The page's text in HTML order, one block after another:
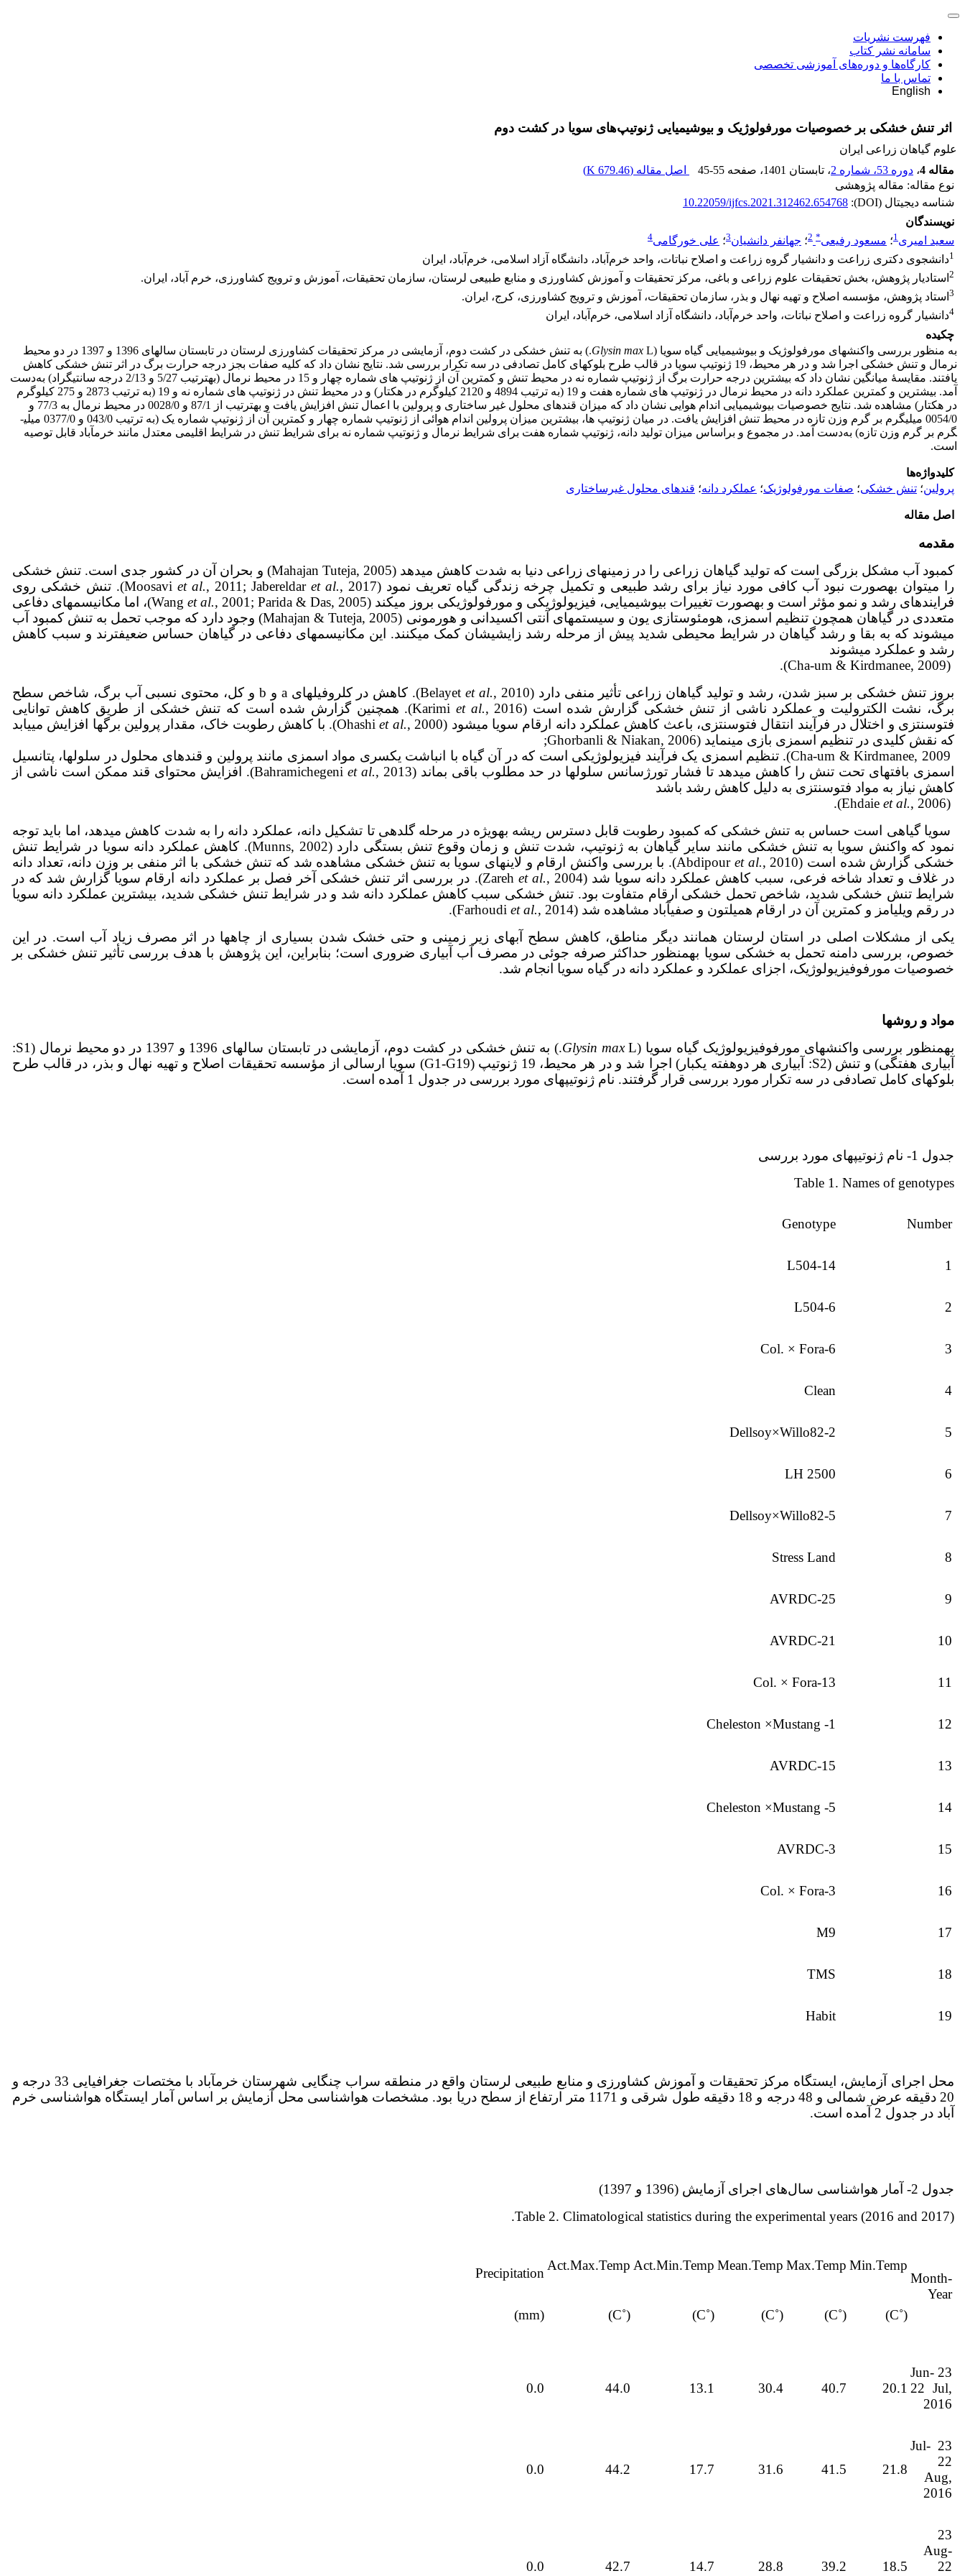
فهرست نشریات
سامانه نشر کتاب
کارگاه‌ها و دوره‌های آموزشی تخصصی
تماس با ما
English
اثر تنش خشکی بر خصوصیات مورفولوژیک و بیوشیمیایی ژنوتیپ‌های سویا در کشت دوم
علوم گیاهان زراعی ایران
مقاله 4
، دوره 53، شماره 2 ، تابستان 1401 ، صفحه 45-55 اصل مقاله (679.46 K
)
نوع مقاله: مقاله پژوهشی
شناسه دیجیتال (DOI):
10.22059/ijfcs.2021.312462.654768
نویسندگان
سعید امیری1؛ مسعود رفیعی*
2؛ جهانفر دانشیان3؛ علی خورگامی4
1دانشجوی دکتری زراعت و دانشیار گروه زراعت و اصلاح نباتات، واحد خرم‌آباد، دانشگاه آزاد اسلامی، خرم‌آباد، ایران
2 استادیار پژوهش، بخش تحقیقات علوم زراعی و باغی، مرکز تحقیقات و آموزش کشاورزی و منابع طبیعی لرستان، سازمان تحقیقات، آموزش و ترویج کشاورزی، خرم آباد، ایران.
3 استاد پژوهش، مؤسسه اصلاح و تهیه نهال و بذر، سازمان تحقیقات، آموزش و ترویج کشاورزی، کرج، ایران.
4دانشیار گروه زراعت و اصلاح نباتات، واحد خرم‌آباد، دانشگاه آزاد اسلامی، خرم‌آباد، ایران
چکیده
به­ منظور بررسی واکنش­های مورفولوژیک و بیوشیمیایی گیاه سویا (
Glysin max
L.) به تنش خشکی در کشت دوم، آزمایشی در مرکز تحقیقات کشاورزی لرستان در تابستان سال­های 1396 و 1397 در دو محیط
نرمال و تنش خشکی اجرا شد و در هر محیط، 19 ژنوتیپ سویا در قالب طرح بلوک­های کامل تصادفی در سه تکرار بررسی شد. نتایج نشان داد که کلیه صفات ب­جز درجه حرارت برگ در اثر تنش خشکی کاهش
یافتند. مقایسۀ میانگین نشان داد که بیشترین درجه حرارت برگ از ژنوتیپ شماره نه در محیط تنش و کمترین آن از ژنوتیپ­ های شماره چهار و 15 در محیط نرمال (به­ترتیب 5/27 و 2/13 درجه سانتی­گراد) به‌دست
آمد. بیشترین و کمترین عملکرد دانه در محیط نرمال در ژنوتیپ­ های شماره هفت و 19 (به­ ترتیب 4894 و 2120 کیلوگرم در هکتار) و در محیط تنش در ژنوتیپ­ های شماره نه و 19 (به­ ترتیب 2873 و 275 کیلوگرم
در هکتار) مشاهده شد. نتایج خصوصیات بیوشیمیایی اندام هوایی نشان داد که میزان قندهای محلول غیر ساختاری و پرولین با اعمال تنش افزایش یافت و به­ترتیب از 87/1 و 0028/0 در محیط نرمال به 77/3 و
0054/0 میلی­گرم بر گرم وزن تازه در محیط تنش افزایش یافت. در میان ژنوتیپ­ ها، بیشترین میزان پرولین اندام هوائی از ژنوتیپ شماره چهار و کمترین آن از ژنوتیپ شماره یک (به ­ترتیب 043/0 و 0377/0 میلی­
گرم بر گرم وزن تازه) به‌دست آمد. در مجموع و براساس میزان تولید دانه، ژنوتیپ شماره هفت برای شرایط نرمال و ژنوتیپ شماره نه برای شرایط تنش در شرایط اقلیمی معتدل مانند خرم­آباد قابل توصیه
است.
کلیدواژه‌ها
پرولین؛ تنش خشکی؛ صفات مورفولوژیک؛ عملکرد دانه؛ قندهای محلول غیرساختاری
اصل مقاله
مقدمه
کمبود آب مشکل بزرگی است که تولید گیاهان زراعی را در زمین­های زراعی دنیا به شدت کاهش می­دهد (Mahajan Tuteja, 2005) و بحران آن در کشور جدی است. تنش خشکی
را می­توان به­صورت نبود آب کافی مورد نیاز برای رشد طبیعی و تکمیل چرخه زندگی گیاه تعریف نمود (Moosavi
et al., 2011; Jabereldar et al.
, 2017). تنش خشکی روی
فرایندهای رشد و نمو مؤثر است و به­صورت تغییرات بیوشیمیایی، فیزیولوژیکی و مورفولوژیکی بروز می­کند (Wang
et al.
, 2001; Parida & Das, 2005)، اما مکانیسم­های دفاعی
متعددی در گیاهان همچون تنظیم اسمزی، هومئوستازی یون و سیستم­های آنتی اکسیدانی و هورمونی (Mahajan & Tuteja, 2005) وجود دارد که موجب تحمل به تنش کمبود آب
می­شوند که به بقا و رشد گیاهان در شرایط محیطی شدید پیش از مرحله رشد زایشی­شان کمک می­کنند. این مکانیسم­های دفاعی در گیاهان حساس ضعیف­ترند و سبب کاهش
رشد و عملکرد می­شوند
(Cha-um & Kirdmanee, 2009).
بروز تنش خشکی بر سبز شدن، رشد و تولید گیاهان زراعی تأثیر منفی دارد (Belayet
et al.
, 2010). کاهش در کلروفیل­های a و b و کل، محتوی نسبی آب برگ، شاخص سطح
برگ، نشت الکترولیت و عملکرد ناشی از تنش خشکی گزارش شده است (Karimi
et al.
, 2016). همچنین گزارش شده است که تنش خشکی از طریق کاهش توانایی
فتوسنتزی و اختلال در فرآیند انتقال فتوسنتزی، باعث کاهش عملکرد دانه ارقام سویا می­شود (Ohashi
et al.
, 2000). با کاهش رطوبت خاک، مقدار پرولین برگ­ها افزایش می­یابد
که نقش کلیدی در تنظیم اسمزی بازی می­نماید (Ghorbanli & Niakan, 2006;
Cha-um & Kirdmanee, 2009). تنظیم اسمزی یک فرآیند فیزیولوژیکی است که در آن گیاه با انباشت یک­سری مواد اسمزی مانند پرولین و قندهای محلول در سلول­ها، پتانسیل
اسمزی بافت­های تحت تنش را کاهش می­دهد تا فشار تورژسانس سلول­ها در حد مطلوب باقی بماند (Bahramichegeni
et al.
, 2013). افزایش محتوای قند ممکن است ناشی از
کاهش نیاز به مواد فتوسنتزی به دلیل کاهش رشد باشد
(Ehdaie
et al., 2006).
سویا گیاهی است حساس به تنش خشکی که کمبود رطوبت قابل دسترس ریشه به­ویژه در مرحله گل­دهی تا تشکیل دانه، عملکرد دانه را به شدت کاهش می­دهد، اما باید توجه
نمود که واکنش سویا به تنش خشکی مانند سایر گیاهان به ژنوتیپ، شدت تنش و زمان وقوع تنش بستگی دارد (Munns, 2002). کاهش عملکرد دانه سویا در شرایط تنش
خشکی گزارش شده است (Abdipour
et al.
, 2010). با بررسی واکنش ارقام و لاین­های سویا به تنش خشکی مشاهده شد که تنش خشکی با اثر منفی بر وزن دانه، تعداد دانه
در غلاف و تعداد شاخه فرعی، سبب کاهش عملکرد دانه سویا شد (Zareh
et al.
, 2004). در بررسی اثر تنش خشکی آخر فصل بر عملکرد دانه ارقام سویا گزارش شد که در
شرایط تنش خشکی شدید، شاخص تحمل خشکی ارقام متفاوت بود. تنش خشکی سبب کاهش عملکرد دانه شد و در شرایط تنش خشکی شدید، بیشترین عملکرد دانه سویا
در رقم ویلیامز و کمترین آن در ارقام همیلتون و صفی­آباد مشاهده شد (Farhoudi
et al., 2014).
یکی از مشکلات اصلی در استان لرستان همانند دیگر مناطق، کاهش سطح آب­های زیر زمینی و حتی خشک شدن بسیاری از چاه­ها در اثر مصرف زیاد آب است. در این
خصوص، بررسی دامنه تحمل به خشکی سویا به­منظور حداکثر صرفه جوئی در مصرف آب آبیاری ضروری است؛ بنابراین، این پژوهش با هدف بررسی تأثیر تنش خشکی بر
خصوصیات مورفوفیزیولوژیک، اجزای عملکرد و عملکرد دانه در گیاه سویا انجام شد.
مواد و روش­ها
به­منظور بررسی واکنش­های مورفوفیزیولوژیک گیاه سویا (
Glysin max
L.) به تنش خشکی در کشت دوم، آزمایشی در تابستان سال­های 1396 و 1397 در دو محیط نرمال (S1:
آبیاری هفتگی) و تنش (S2: آبیاری هر دوهفته یکبار) اجرا شد و در هر محیط، 19 ژنوتیپ (G1-G19) سویا ارسالی از مؤسسه تحقیقات اصلاح و تهیه نهال و بذر، در قالب طرح
بلوک­های کامل تصادفی در سه تکرار مورد بررسی قرار گرفتند. نام ژنوتیپ­های مورد بررسی در جدول 1 آمده است.
جدول 1- نام ژنوتیپ­های مورد بررسی
Table 1. Names of genotypes
Number
Genotype
1
L504-14
2
L504-6
3
Col. × Fora-6
4
Clean
5
Dellsoy×Willo82-2
6
LH 2500
7
Dellsoy×Willo82-5
8
Stress Land
9
AVRDC-25
10
AVRDC-21
11
Col. × Fora-13
12
Cheleston ×Mustang -1
13
AVRDC-15
14
Cheleston ×Mustang -5
15
AVRDC-3
16
Col. × Fora-3
17
M9
18
TMS
19
Habit
محل اجرای آزمایش، ایستگاه مرکز تحقیقات و آموزش کشاورزی و منابع طبیعی لرستان واقع در منطقه سراب چنگایی شهرستان خرم­آباد با مختصات جغرافیایی 33 درجه و
20 دقیقه عرض شمالی و 48 درجه و 18 دقیقه طول شرقی و 1171 متر ارتفاع از سطح دریا بود­. مشخصات هواشناسی محل آزمایش بر اساس آمار ایستگاه هواشناسی خرم
آباد در جدول 2 آمده است.
جدول 2- آمار هواشناسی سال‌های اجرای آزمایش (1396 و 1397)
Table 2. Climatological statistics during the experimental years (2016 and 2017).
Month-
Year
Min.Temp
Max.Temp
Mean.Temp
Act.Min.Temp
Act.Max.Temp
Precipitation
(˚C)
(˚C)
(˚C)
(˚C)
(˚C)
(mm)
23 Jun-
22 Jul,
2016
20.1
40.7
30.4
13.1
44.0
0.0
23 Jul-
22
Aug,
2016
21.8
41.5
31.6
17.7
44.2
0.0
23
Aug-
22
18.5
39.2
28.8
14.7
42.7
0.0